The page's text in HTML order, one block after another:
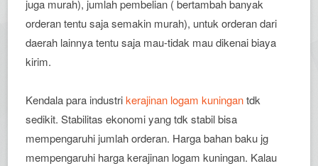
juga murah), jumlah pembelian ( bertambah banyak
orderan tentu saja semakin murah), untuk orderan dari
daerah lainnya tentu saja mau-tidak mau dikenai biaya
kirim.
Kendala para industrikerajinan logam kuningantdk
sedikit. Stabilitas ekonomi yang tdk stabil bisa
mempengaruhi jumlah orderan. Harga bahan baku jg
mempengaruhi harga kerajinan logam kuningan. Kalau